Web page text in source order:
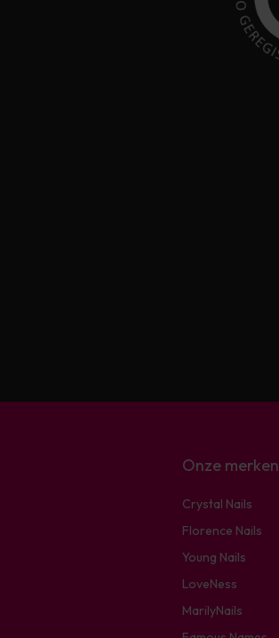
Onze merken
Crystal Nails
Florence Nails
Young Nails
LoveNess
MarilyNails